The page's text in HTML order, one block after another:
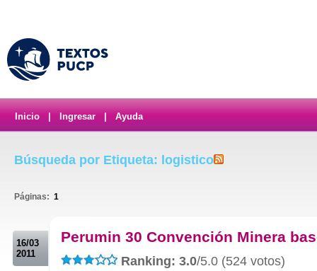
Inicio Ingresar Ayuda
Búsqueda por Etiqueta: logistico
Páginas: 1
16/03
2011
Perumin 30 Convención Minera
Ranking: 3.0/5.0 (524 votos)